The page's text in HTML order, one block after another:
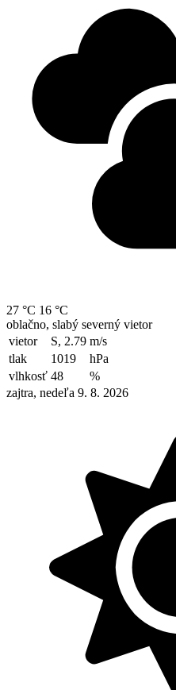
27 °C 16 °C
oblačno, slabý severný vietor
vietor
S, 2.79 m/s
tlak
1019
hPa
vlhkosť 48
%
zajtra, nedeľa 9. 8. 2026